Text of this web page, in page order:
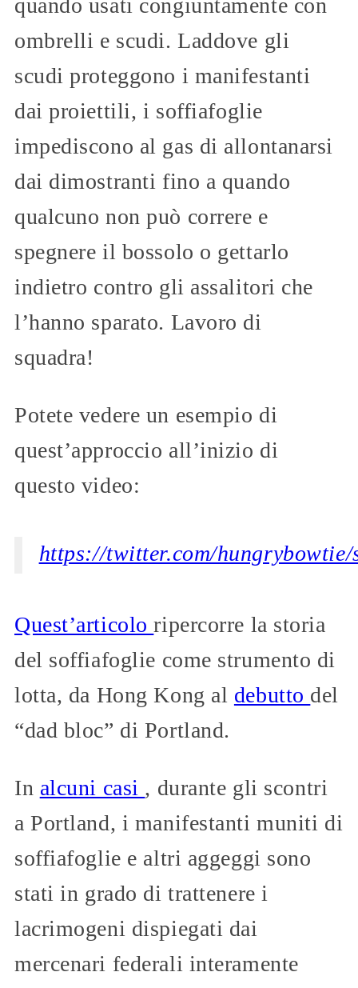
ombrelli e scudi. Laddove gli
scudi proteggono i manifestanti
dai proiettili, i soffiafoglie
impediscono al gas di allontanarsi
dai dimostranti fino a quando
qualcuno non può correre e
spegnere il bossolo o gettarlo
indietro contro gli assalitori che
l’hanno sparato. Lavoro di
squadra!
Potete vedere un esempio di
quest’approccio all’inizio di
questo video:
https://twitter.com/
Quest’articoloripercorre la storia
del soffiafoglie come strumento di
lotta, da Hong Kong al debutto del
“dad bloc” di Portland.
In alcuni casi , durante gli scontri
a Portland, i manifestanti muniti di
soffiafoglie e altri aggeggi sono
stati in grado di trattenere i
lacrimogeni dispiegati dai
mercenari federali interamente